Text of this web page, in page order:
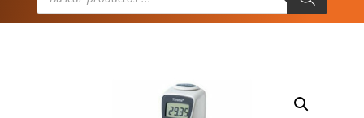
productos